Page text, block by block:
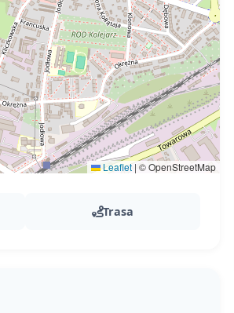
Leaflet | © OpenStreetMap
Trasa